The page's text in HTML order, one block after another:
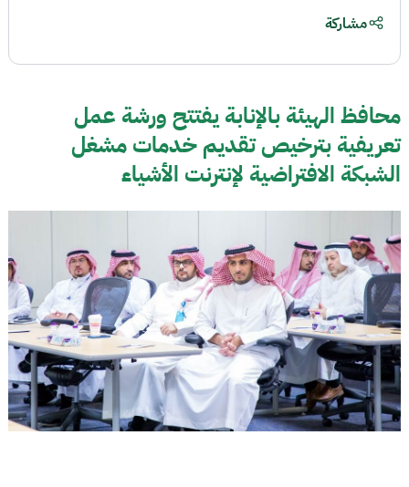
محافظ الهيئة بالإنابة يفتتح ورشة عمل
تعريفية بترخيص تقديم خدمات مشغل
الشبكة الافتراضية لإنترنت الأشياء
مشاركة